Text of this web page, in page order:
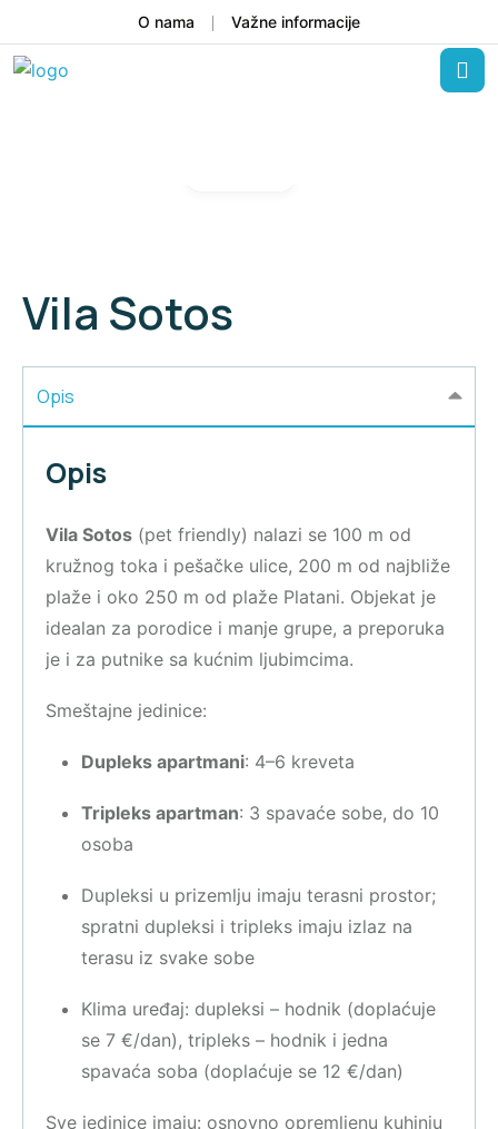
O nama Važne informacije
Vila Sotos
Opis
Opis
Vila Sotos (pet friendly) nalazi se 100 m od
kružnog toka i pešačke ulice, 200 m od najbliže
plaže i oko 250 m od plaže Platani. Objekat je
idealan za porodice i manje grupe, a preporuka
je i za putnike sa kućnim ljubimcima.
Smeštajne jedinice:
Dupleks apartmani: 4–6 kreveta
Tripleks apartman: 3 spavaće sobe, do 10
osoba
Dupleksi u prizemlju imaju terasni prostor;
spratni dupleksi i tripleks imaju izlaz na
terasu iz svake sobe
Klima uređaj: dupleksi – hodnik (doplaćuje
se 7 €/dan), tripleks – hodnik i jedna
spavaća soba (doplaćuje se 12 €/dan)
Sve jedinice imaju: osnovno opremljenu kuhinju